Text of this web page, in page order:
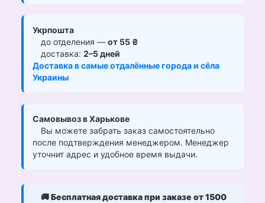
Укрпошта
до отделения — от 55 ₴
доставка: 2–5 дней
Доставка в самые отдалённые города и сёла
Украины
Самовывоз в Харькове
Вы можете забрать заказ самостоятельно
после подтверждения менеджером. Менеджер
уточнит адрес и удобное время выдачи.
🚚Бесплатная доставка при заказе от 1500